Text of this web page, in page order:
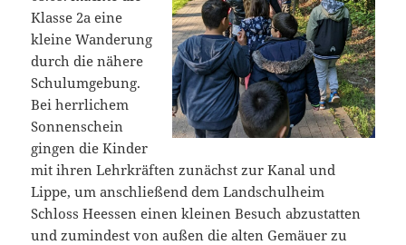
Klasse 2a eine
kleine Wanderung
durch die nähere
Schulumgebung.
Bei herrlichem
Sonnenschein
gingen die Kinder
mit ihren Lehrkräften zunächst zur Kanal und
Lippe, um anschließend dem Landschulheim
Schloss Heessen einen kleinen Besuch abzustatten
und zumindest von außen die alten Gemäuer zu